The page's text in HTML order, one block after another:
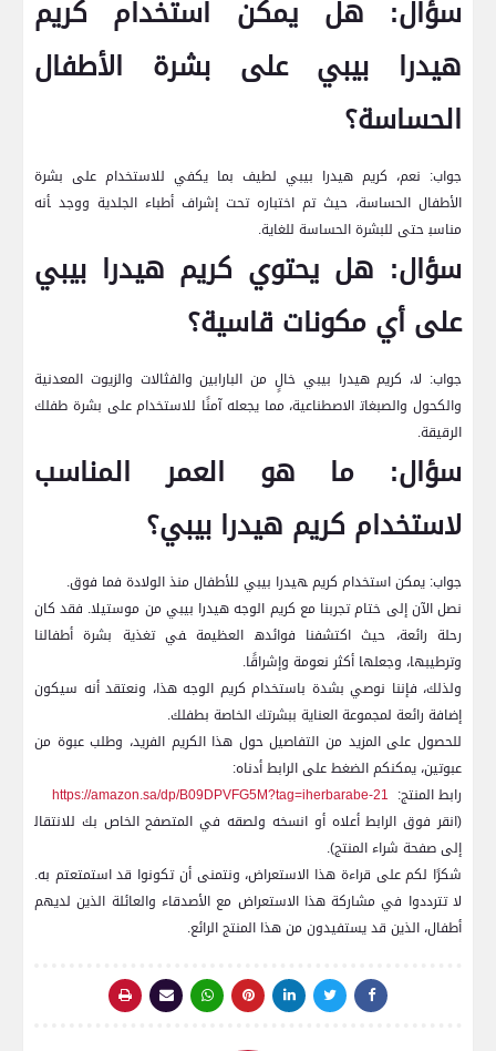
سؤال: هل يمكن استخدام كريم
هيدرا ⁤بيبي على ⁢بشرة‍ الأطفال
الحساسة؟
جواب: نعم، كريم هيدرا بيبي لطيف بما يكفي للاستخدام على بشرة
الأطفال الحساسة، حيث تم اختباره تحت إشراف أطباء الجلدية ووجد ‍أنه
مناسب‍ حتى للبشرة⁣ الحساسة للغاية.
سؤال: هل يحتوي كريم ⁢هيدرا بيبي
على أي مكونات قاسية؟
جواب: لا، ​كريم هيدرا بيبي خالٍ من البارابين والفثالات والزيوت المعدنية
والكحول والصبغات‍ الاصطناعية،⁢ مما يجعله آمنًا للاستخدام على بشرة طفلك
الرقيقة.
سؤال: ما هو العمر المناسب
لاستخدام ⁤كريم هيدرا بيبي؟
جواب: يمكن استخدام كريم ‍هيدرا بيبي للأطفال منذ الولادة فما فوق. ​
نصل الآن ‌إلى ختام تجربنا مع كريم الوجه هيدرا بيبي من ‌موستيلا. فقد كان
رحلة رائعة، حيث اكتشفنا فوائده‍ العظيمة ‍في تغذية بشرة أطفالنا
وترطيبها، وجعلها أكثر نعومة وإشراقًا.
ولذلك، فإننا‌ نوصي ‌بشدة باستخدام كريم الوجه ⁤هذا، ونعتقد أنه سيكون
⁢إضافة رائعة لمجموعة العناية ببشرتك‌ الخاصة بطفلك.
للحصول على المزيد من التفاصيل حول هذا الكريم الفريد، وطلب​ عبوة من
عبوتين، يمكنكم الضغط على الرابط أدناه:
رابط المنتج: ⁣ https://amazon.sa/dp/B09DPVFG5M?tag=iherbarabe-21
(انقر فوق الرابط أعلاه أو انسخه ولصقه في المتصفح الخاص⁣ بك للانتقال‍
إلى صفحة شراء المنتج).
شكرًا لكم على قراءة هذا الاستعراض، ونتمنى أن ⁢تكونوا قد استمتعتم به.⁢
لا تترددوا في مشاركة ‌هذا الاستعراض مع الأصدقاء والعائلة الذين لديهم
أطفال، الذين قد يستفيدون من هذا المنتج​ الرائع.